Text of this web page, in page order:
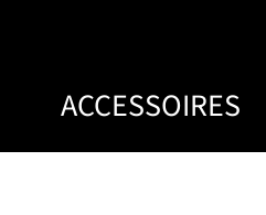
ACCESSOIRES